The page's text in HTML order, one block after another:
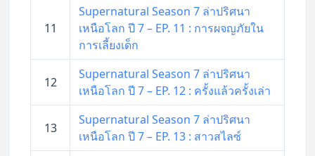
11
Supernatural Season 7 ล่าปริศนา
เหนือโลก ปี 7 – EP. 11 : การผจญภัยใน
การเลี้ยงเด็ก
12
Supernatural Season 7 ล่าปริศนา
เหนือโลก ปี 7 – EP. 12 : ครั้งแล้วครั้งเล่า
13
Supernatural Season 7 ล่าปริศนา
เหนือโลก ปี 7 – EP. 13 : สาวสไลซ์